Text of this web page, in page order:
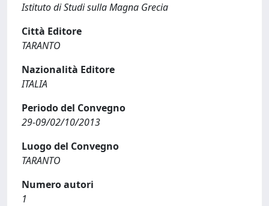
Istituto di Studi sulla Magna Grecia
Città Editore
TARANTO
Nazionalità Editore
ITALIA
Periodo del Convegno
29-09/02/10/2013
Luogo del Convegno
TARANTO
Numero autori
1